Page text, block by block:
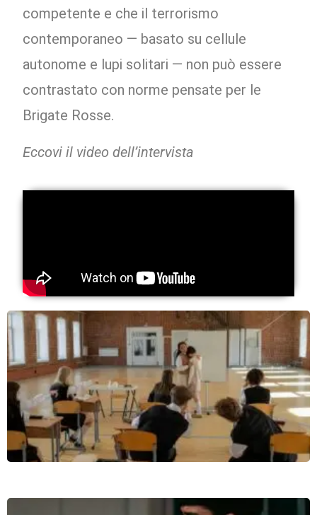
competente e che il terrorismo
contemporaneo — basato su cellule
autonome e lupi solitari — non può essere
contrastato con norme pensate per le
Brigate Rosse.
Eccovi il video dell’intervista